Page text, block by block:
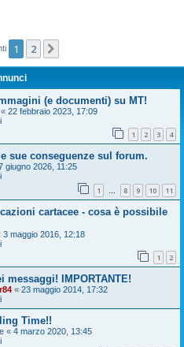
1 2
(e documenti) su MT!
« 22 febbraio 2023, 17:09
1 2 3 4
sue conseguenze sul forum.
giugno 2026, 11:25
1 … 8 9 10 11
cartacee - cosa è possibile
3 maggio 2016, 12:18
1 2
IMPORTANTE!
« 23 maggio 2014, 17:32
Time!!
« 4 marzo 2020, 13:45